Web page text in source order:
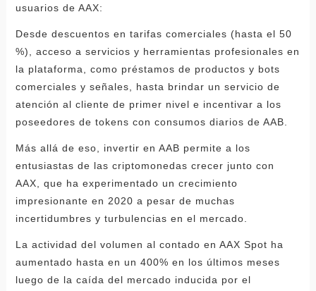
usuarios de AAX:
Desde descuentos en tarifas comerciales (hasta el 50
%), acceso a servicios y herramientas profesionales en
la plataforma, como préstamos de productos y bots
comerciales y señales, hasta brindar un servicio de
atención al cliente de primer nivel e incentivar a los
poseedores de tokens con consumos diarios de AAB.
Más allá de eso, invertir en AAB permite a los
entusiastas de las criptomonedas crecer junto con
AAX, que ha experimentado un crecimiento
impresionante en 2020 a pesar de muchas
incertidumbres y turbulencias en el mercado.
La actividad del volumen al contado en AAX Spot ha
aumentado hasta en un 400% en los últimos meses
luego de la caída del mercado inducida por el